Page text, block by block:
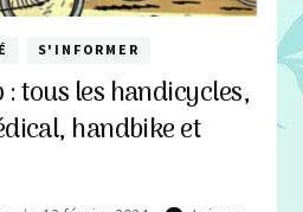
S'INFORMER
tous les handicycles,
handbike et